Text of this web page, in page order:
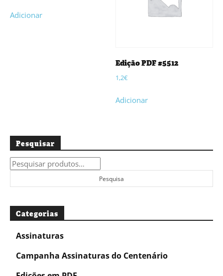
Adicionar
Edição PDF #5512
1,2€
Adicionar
Pesquisar
Pesquisar
por:
Pesquisa
Categorias
Assinaturas
Campanha Assinaturas do Centenário